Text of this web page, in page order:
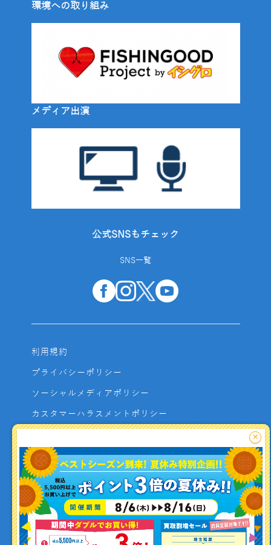
釣り情報を
投稿する
環境への取り組み
メディア出演
公式SNSもチェック
SNS一覧
利用規約
プライバシーポリシー
ソーシャルメディアポリシー
カスタマーハラスメントポリシー
よくあるご質問
お問い合わせ
利用者資金の保全方法
×